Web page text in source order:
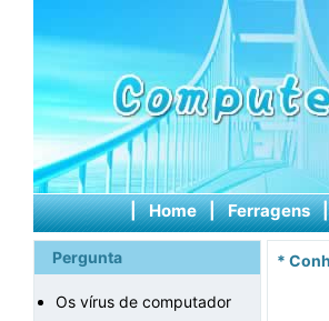
| Home | Ferragens
Pergunta
Os vírus de computador
*